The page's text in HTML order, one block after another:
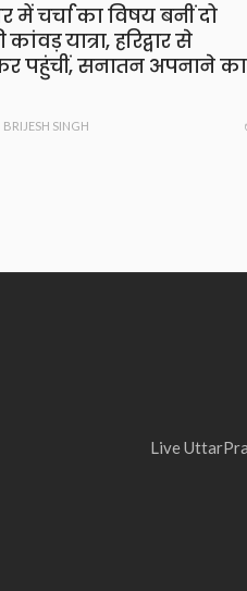
चर्चा का विषय बनीं दो
यात्रा, हरिद्वार से
पहुंचीं, सनातन अपनाने का
BRIJESH SINGH
Live